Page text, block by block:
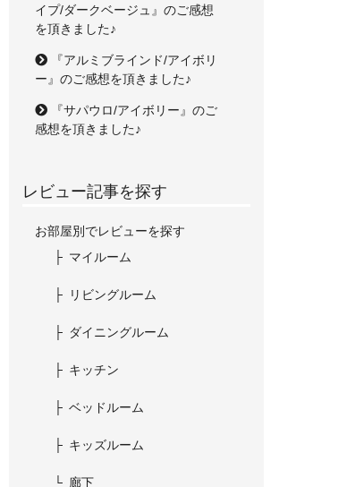
イプ/ダークベージュ』のご感想
を頂きました♪
『アルミブラインド/アイボリ
ー』のご感想を頂きました♪
『サパウロ/アイボリー』のご
感想を頂きました♪
レビュー記事を探す
お部屋別でレビューを探す
マイルーム
リビングルーム
ダイニングルーム
キッチン
ベッドルーム
キッズルーム
廊下